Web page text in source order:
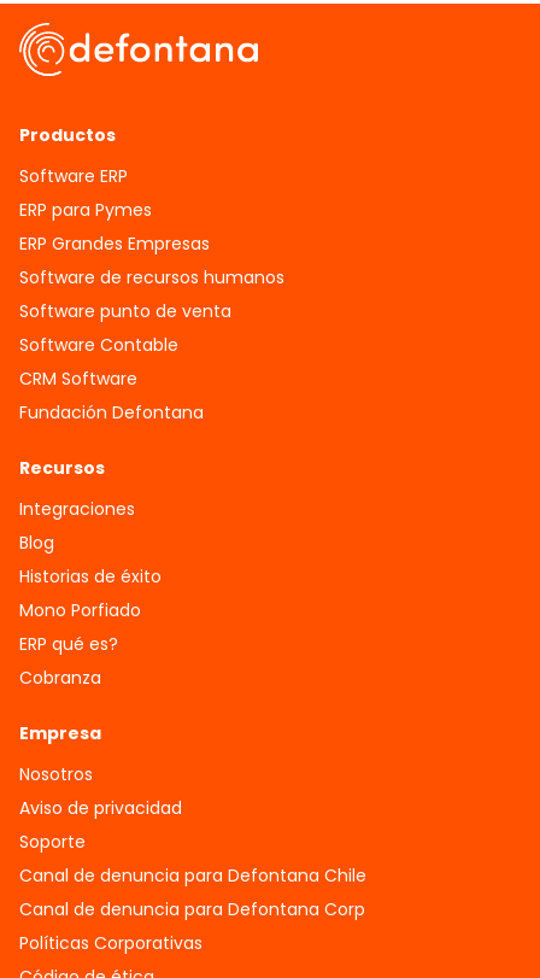
Productos
Software ERP
ERP para Pymes
ERP Grandes Empresas
Software de recursos humanos
Software punto de venta
Software Contable
CRM Software
Fundación Defontana
Recursos
Integraciones
Blog
Historias de éxito
Mono Porfiado
ERP qué es?
Cobranza
Empresa
Nosotros
Aviso de privacidad
Soporte
Canal de denuncia para Defontana Chile
Canal de denuncia para Defontana Corp
Políticas Corporativas